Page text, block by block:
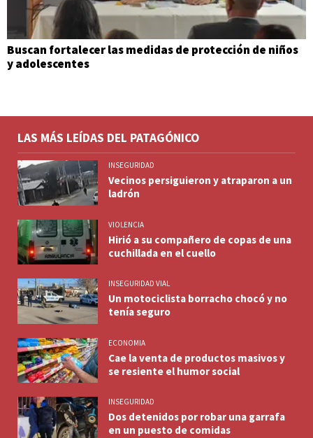
Buscan fortalecer las medidas de protección de niños
y adolescentes
LAS MÁS LEÍDAS DEL PATAGÓNICO
INSEGURIDAD
Vecinos persiguieron y atraparon a un
ladrón
VIOLENCIA
Hirió a su compañero de copas de una
cuchillada en el cuello
INSEGURIDAD VIAL
Un motociclista borracho chocó y no
tenía seguro
ECONOMIA
Cae la venta de productos masivos y
se resiente el humor social
INSEGURIDAD
Dos detenidos por robar una garrafa
en un puesto de comidas